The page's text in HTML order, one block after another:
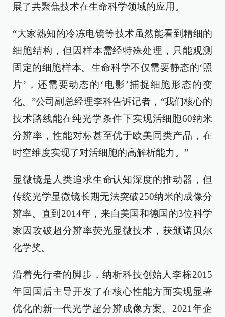
展了共聚焦技术在生命科学领域的应用。
“大家熟知的冷冻电镜等技术虽然能看到精细的
细胞结构，但因样本需经特殊处理，只能观测
固定的细胞样本。生命科学不仅需要静态的‘照
片’，还需要动态的‘电影’捕捉细胞形态的变
化。”公司副总经理李科告诉记者，“我们核心的
技术路线能在纯光学条件下实现活细胞60纳米
分辨率，性能对标甚至优于欧美同类产品，在
时空维度实现了对活细胞的高解析能力。”
显微镜是人类追求生命认知深度的推动器，但
传统光学显微镜长期无法突破250纳米的成像分
辨率。直到2014年，来自美国和德国的3位科学
家因攻破超分辨率荧光显微技术，获颁诺贝尔
化学奖。
沿着先行者的脚步，纳析科技创始人李栋2015
年回国后主导开发了在核心性能方面实现显著
优化的新一代光学超分辨成像方案。2021年企